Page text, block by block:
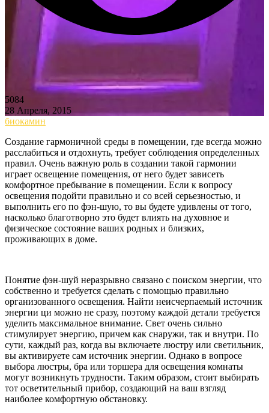
5084
28 Апреля, 2015
биокамин
Создание гармоничной среды в помещении, где всегда можно
расслабиться и отдохнуть, требует соблюдения определенных
правил. Очень важную роль в создании такой гармонии
играет освещение помещения, от него будет зависеть
комфортное пребывание в помещении. Если к вопросу
освещения подойти правильно и со всей серьезностью, и
выполнить его по фэн-шую, то вы будете удивлены от того,
насколько благотворно это будет влиять на духовное и
физическое состояние ваших родных и близких,
проживающих в доме.
Понятие фэн-шуй неразрывно связано с поиском энергии, что
собственно и требуется сделать с помощью правильно
организованного освещения. Найти неисчерпаемый источник
энергии ци можно не сразу, поэтому каждой детали требуется
уделить максимальное внимание. Свет очень сильно
стимулирует энергию, причем как снаружи, так и внутри. По
сути, каждый раз, когда вы включаете люстру или светильник,
вы активируете сам источник энергии. Однако в вопросе
выбора люстры, бра или торшера для освещения комнаты
могут возникнуть трудности. Таким образом, стоит выбирать
тот осветительный прибор, создающий на ваш взгляд
наиболее комфортную обстановку.